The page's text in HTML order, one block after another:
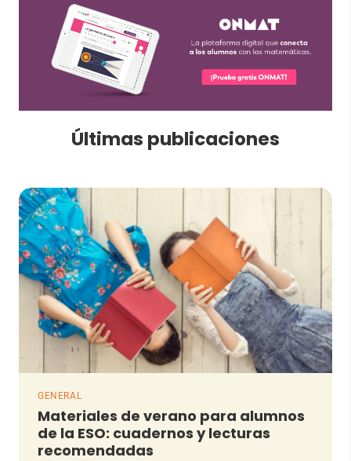
Últimas publicaciones
GENERAL
Materiales de verano para alumnos
de la ESO: cuadernos y lecturas
recomendadas